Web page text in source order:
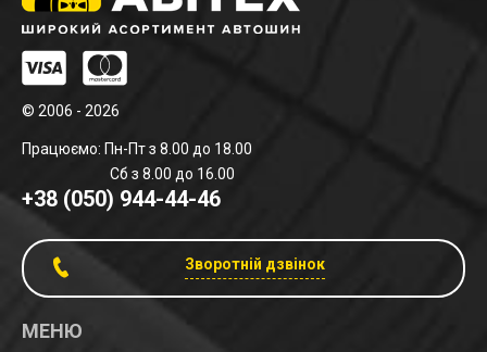
© 2006 - 2026
Працюємо: Пн-Пт з 8.00 до 18.00
Сб з 8.00 до 16.00
+38 (050) 944-44-46
Зворотній дзвінок
МЕНЮ